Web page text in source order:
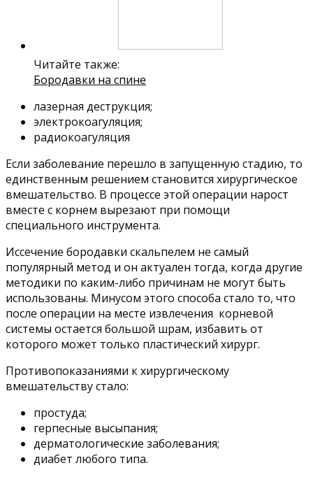
Читайте также:
Бородавки на спине
лазерная деструкция;
электрокоагуляция;
радиокоагуляция
Если заболевание перешло в запущенную стадию, то
единственным решением становится хирургическое
вмешательство. В процессе этой операции нарост
вместе с корнем вырезают при помощи
специального инструмента.
Иссечение бородавки скальпелем не самый
популярный метод и он актуален тогда, когда другие
методики по каким-либо причинам не могут быть
использованы. Минусом этого способа стало то, что
после операции на месте извлечения корневой
системы остается большой шрам, избавить от
которого может только пластический хирург.
Противопоказаниями к хирургическому
вмешательству стало:
простуда;
герпесные высыпания;
дерматологические заболевания;
диабет любого типа.